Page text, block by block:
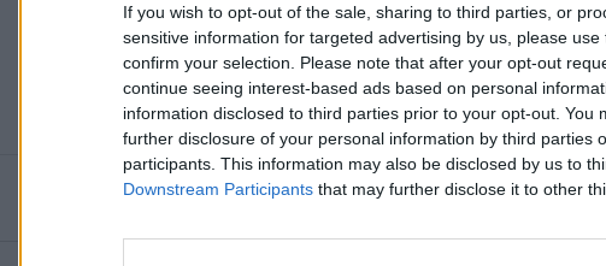
If you wish to opt-out of the sale, sharing to third parties, or
sensitive information for targeted advertising by us, please
confirm your selection. Please note that after your opt-out
continue seeing interest-based ads based on personal
information disclosed to third parties prior to your opt-out. You
further disclosure of your personal information by third parties
participants. This information may also be disclosed by us to
Downstream Participants that may further disclose it to other
ΔΙΑΦΗΜΙΣΗ